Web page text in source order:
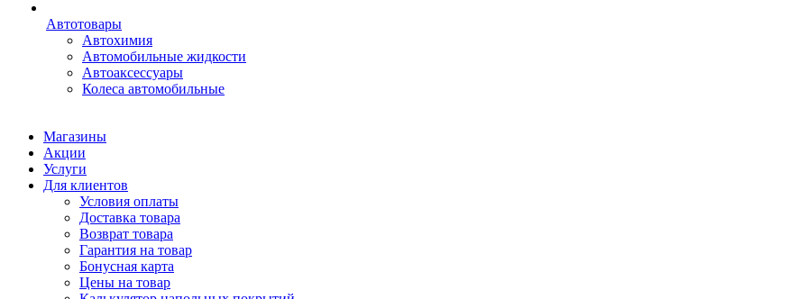
Автотовары
Автохимия
Автомобильные жидкости
Автоаксессуары
Колеса автомобильные
Магазины
Акции
Услуги
Для клиентов
Условия оплаты
Доставка товара
Возврат товара
Гарантия на товар
Бонусная карта
Цены на товар